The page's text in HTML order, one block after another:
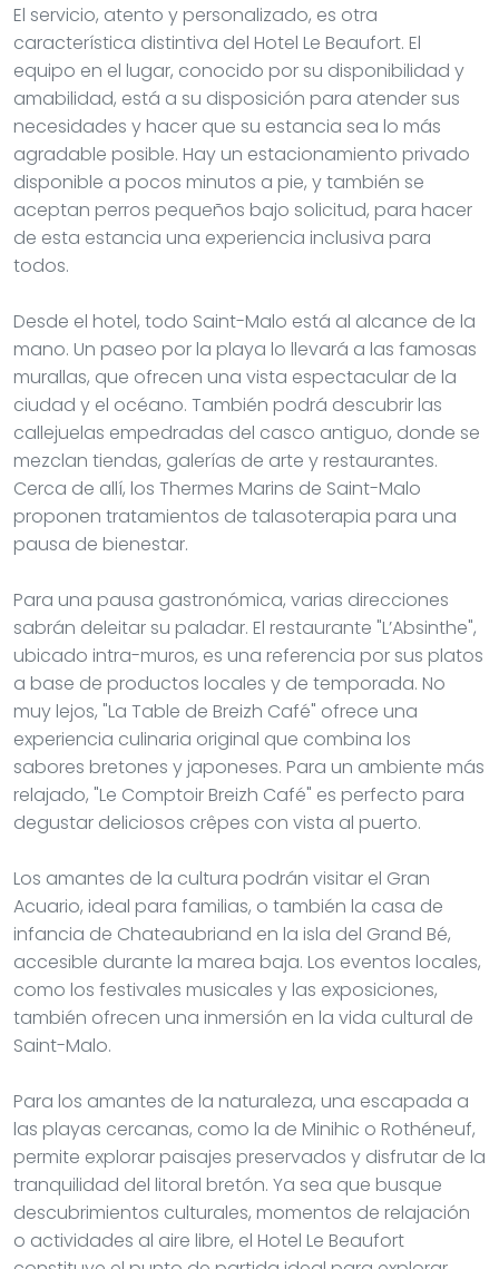
El servicio, atento y personalizado, es otra
característica distintiva del Hotel Le Beaufort. El
equipo en el lugar, conocido por su disponibilidad y
amabilidad, está a su disposición para atender sus
necesidades y hacer que su estancia sea lo más
agradable posible. Hay un estacionamiento privado
disponible a pocos minutos a pie, y también se
aceptan perros pequeños bajo solicitud, para hacer
de esta estancia una experiencia inclusiva para
todos.
Desde el hotel, todo Saint-Malo está al alcance de la
mano. Un paseo por la playa lo llevará a las famosas
murallas, que ofrecen una vista espectacular de la
ciudad y el océano. También podrá descubrir las
callejuelas empedradas del casco antiguo, donde se
mezclan tiendas, galerías de arte y restaurantes.
Cerca de allí, los Thermes Marins de Saint-Malo
proponen tratamientos de talasoterapia para una
pausa de bienestar.
Para una pausa gastronómica, varias direcciones
sabrán deleitar su paladar. El restaurante "L’Absinthe",
ubicado intra-muros, es una referencia por sus platos
a base de productos locales y de temporada. No
muy lejos, "La Table de Breizh Café" ofrece una
experiencia culinaria original que combina los
sabores bretones y japoneses. Para un ambiente más
relajado, "Le Comptoir Breizh Café" es perfecto para
degustar deliciosos crêpes con vista al puerto.
Los amantes de la cultura podrán visitar el Gran
Acuario, ideal para familias, o también la casa de
infancia de Chateaubriand en la isla del Grand Bé,
accesible durante la marea baja. Los eventos locales,
como los festivales musicales y las exposiciones,
también ofrecen una inmersión en la vida cultural de
Saint-Malo.
Para los amantes de la naturaleza, una escapada a
las playas cercanas, como la de Minihic o Rothéneuf,
permite explorar paisajes preservados y disfrutar de la
tranquilidad del litoral bretón. Ya sea que busque
descubrimientos culturales, momentos de relajación
o actividades al aire libre, el Hotel Le Beaufort